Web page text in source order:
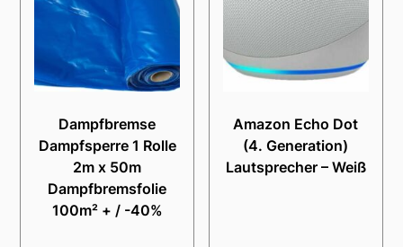
Dampfbremse
Dampfsperre 1 Rolle
2m x 50m
Dampfbremsfolie
100m² + / -40%
Amazon Echo Dot
(4. Generation)
Lautsprecher – Weiß